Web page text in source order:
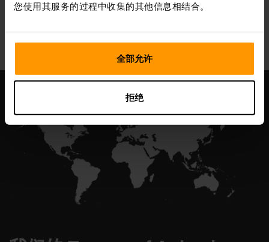
您使用其服务的过程中收集的其他信息相结合。
全部允许
拒绝